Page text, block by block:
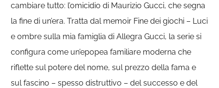
cambiare tutto: l’omicidio di Maurizio Gucci, che segna
la fine di un’era. Tratta dal memoir Fine dei giochi – Luci
e ombre sulla mia famiglia di Allegra Gucci, la serie si
configura come un’epopea familiare moderna che
riflette sul potere del nome, sul prezzo della fama e
sul fascino – spesso distruttivo – del successo e del